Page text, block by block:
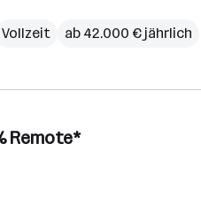
Vollzeit ab 42.000 € jährlich
Remote*